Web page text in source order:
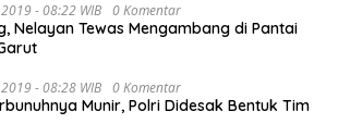
- 08:22 WIB 0 Komentar
Nelayan Tewas Mengambang di Pantai
- 08:28 WIB 0 Komentar
Munir, Polri Didesak Bentuk Tim